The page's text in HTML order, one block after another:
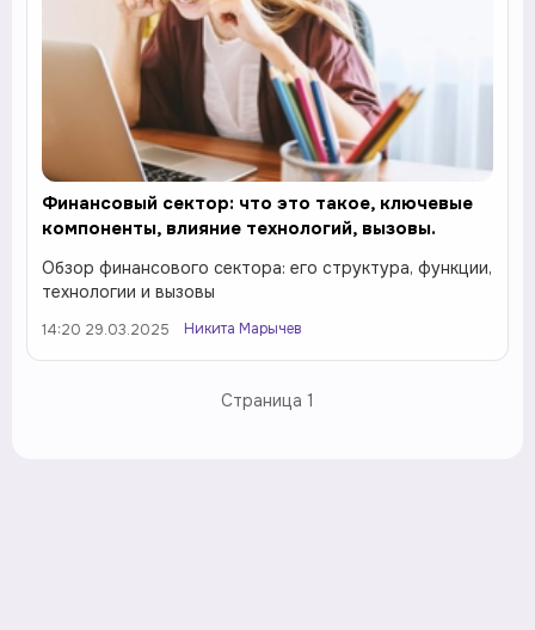
Финансовый сектор: что это такое, ключевые
компоненты, влияние технологий, вызовы.
Обзор финансового сектора: его структура, функции,
технологии и вызовы
14:20 29.03.2025 Никита Марычев
Страница 1